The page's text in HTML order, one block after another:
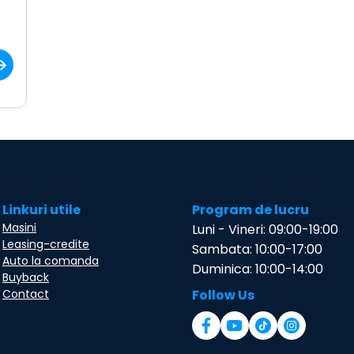
Linkuri utile
Masini
Leasing-credite
Auto la comanda
Buyback
Contact
Program de lucru
Luni - Vineri: 09:00-19:00
Sambata: 10:00-17:00
Duminica: 10:00-14:00
Follow Us